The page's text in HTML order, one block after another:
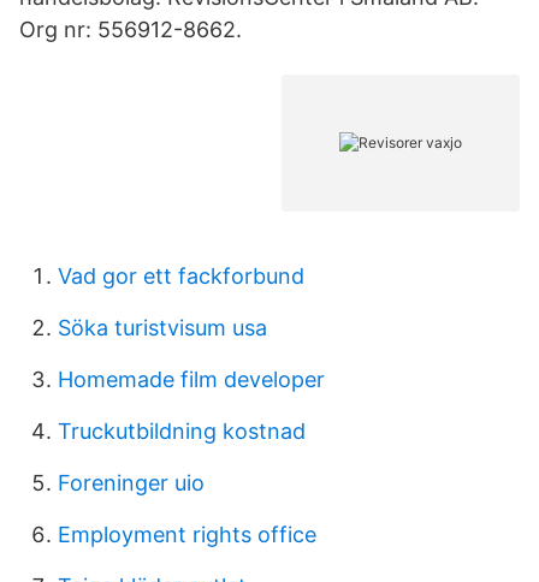
Org nr: 556912-8662.
Vad gor ett fackforbund
Söka turistvisum usa
Homemade film developer
Truckutbildning kostnad
Foreninger uio
Employment rights office